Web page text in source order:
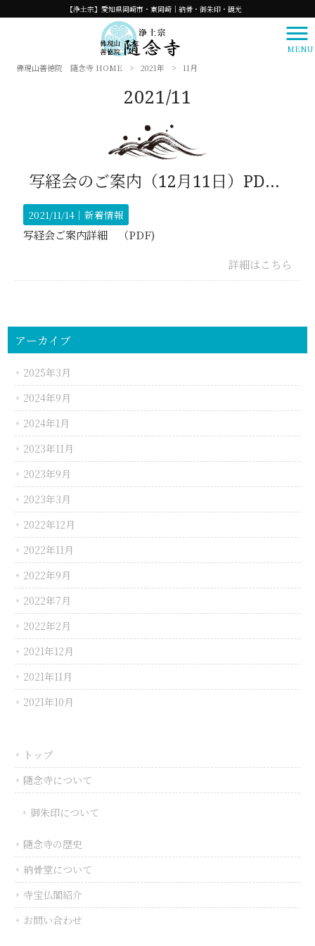
【浄土宗】愛知県岡崎市・東岡崎｜納骨・御朱印・観光
MENU
佛現山善徳院 隨念寺 HOME
> 2021年 > 11月
2021/11
写経会のご案内（12月11日）PDF 是非ご参加ください。
2021/11/14｜新着情報
写経会ご案内詳細 （PDF)
詳細はこちら
アーカイブ
2025年3月
2024年9月
2024年1月
2023年11月
2023年9月
2023年3月
2022年12月
2022年11月
2022年9月
2022年7月
2022年2月
2021年12月
2021年11月
2021年10月
トップ
隨念寺について
御朱印について
隨念寺の歴史
納骨堂について
寺宝仏閣紹介
お問い合わせ